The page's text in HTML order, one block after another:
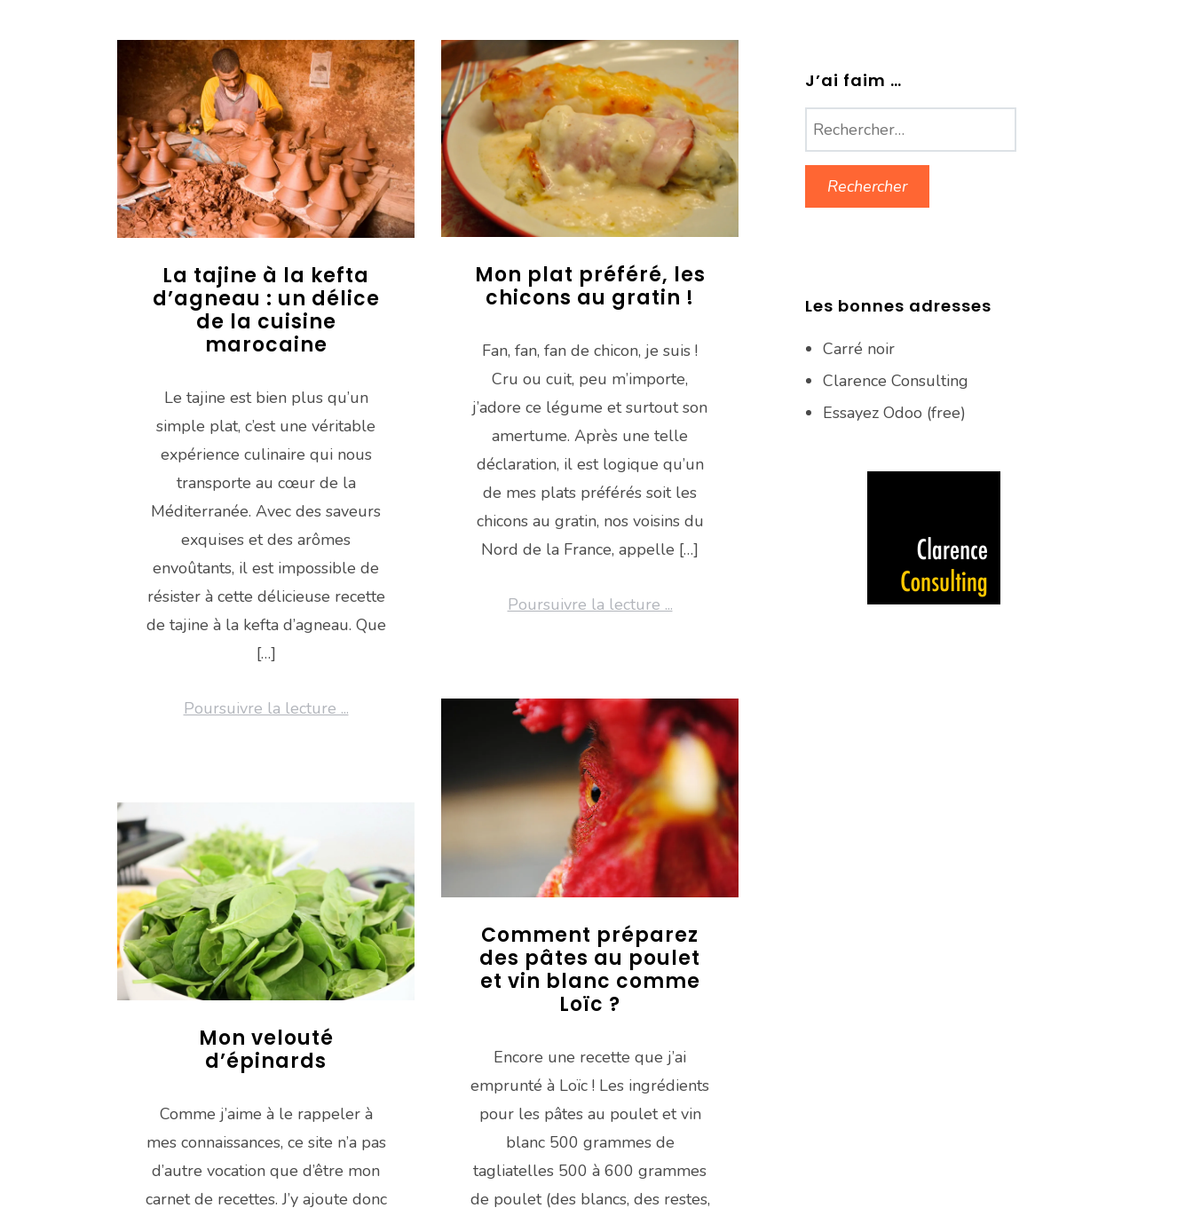
La tajine à la kefta
d’agneau : un délice
de la cuisine
marocaine
Le tajine est bien plus qu’un
simple plat, c’est une véritable
expérience culinaire qui nous
transporte au cœur de la
Méditerranée. Avec des saveurs
exquises et des arômes
envoûtants, il est impossible de
résister à cette délicieuse recette
de tajine à la kefta d’agneau. Que
[…]
Poursuivre la lecture ...
Mon plat préféré, les
chicons au gratin !
Fan, fan, fan de chicon, je suis !
Cru ou cuit, peu m’importe,
j’adore ce légume et surtout son
amertume. Après une telle
déclaration, il est logique qu’un
de mes plats préférés soit les
chicons au gratin, nos voisins du
Nord de la France, appelle […]
Poursuivre la lecture ...
Comment préparez
des pâtes au poulet
et vin blanc comme
Loïc ?
Encore une recette que j’ai
emprunté à Loïc ! Les ingrédients
pour les pâtes au poulet et vin
blanc 500 grammes de
tagliatelles 500 à 600 grammes
de poulet (des blancs, des restes,
Mon velouté
d’épinards
Comme j’aime à le rappeler à
mes connaissances, ce site n’a pas
d’autre vocation que d’être mon
carnet de recettes. J’y ajoute donc
J’ai faim …
Rechercher :
Les bonnes adresses
Carré noir
Clarence Consulting
Essayez Odoo (free)